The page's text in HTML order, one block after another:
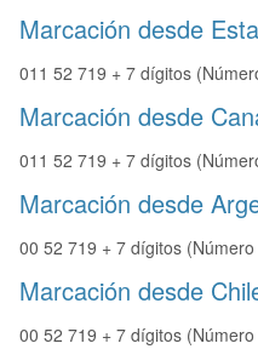
Marcación desde
011 52 719 + 7 dígitos
Marcación desde
011 52 719 + 7 dígitos
Marcación desde
00 52 719 + 7 dígitos
Marcación desde
00 52 719 + 7 dígitos